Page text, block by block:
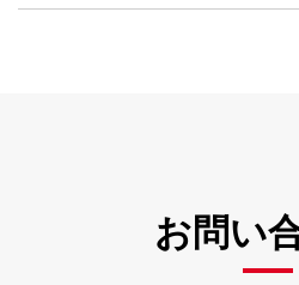
お問い